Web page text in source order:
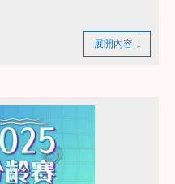
起為選手們加油吧！
展開內容